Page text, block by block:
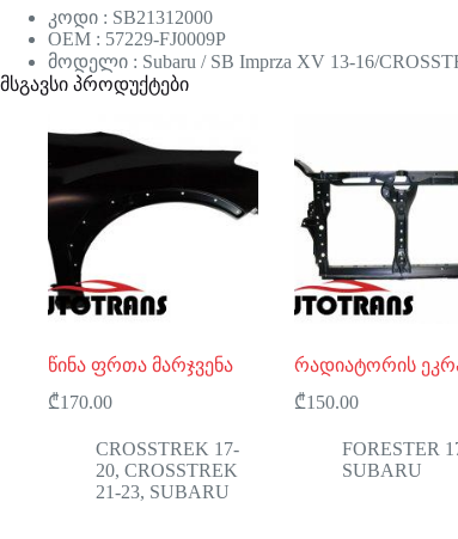
კოდი : SB21312000
OEM : 57229-FJ0009P
მოდელი : Subaru / SB Imprza XV 13-16/
მსგავსი პროდუქტები
წინა ფრთა მარჯვენა
₾170.00
CROSSTREK 17-
20, CROSSTREK
21-23, SUBARU
რადიატორის
₾150.00
FORESTER
SUBARU